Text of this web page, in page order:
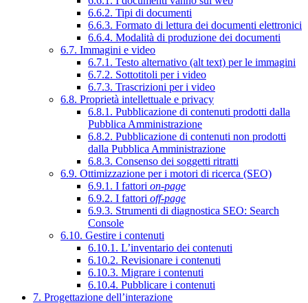
6.6.2. Tipi di documenti
6.6.3. Formato di lettura dei documenti elettronici
6.6.4. Modalità di produzione dei documenti
6.7. Immagini e video
6.7.1. Testo alternativo (alt text) per le immagini
6.7.2. Sottotitoli per i video
6.7.3. Trascrizioni per i video
6.8. Proprietà intellettuale e privacy
6.8.1. Pubblicazione di contenuti prodotti dalla
Pubblica Amministrazione
6.8.2. Pubblicazione di contenuti non prodotti
dalla Pubblica Amministrazione
6.8.3. Consenso dei soggetti ritratti
6.9. Ottimizzazione per i motori di ricerca (SEO)
6.9.1. I fattori on-page
6.9.2. I fattori off-page
6.9.3. Strumenti di diagnostica SEO: Search
Console
6.10. Gestire i contenuti
6.10.1. L’inventario dei contenuti
6.10.2. Revisionare i contenuti
6.10.3. Migrare i contenuti
6.10.4. Pubblicare i contenuti
7. Progettazione dell’interazione